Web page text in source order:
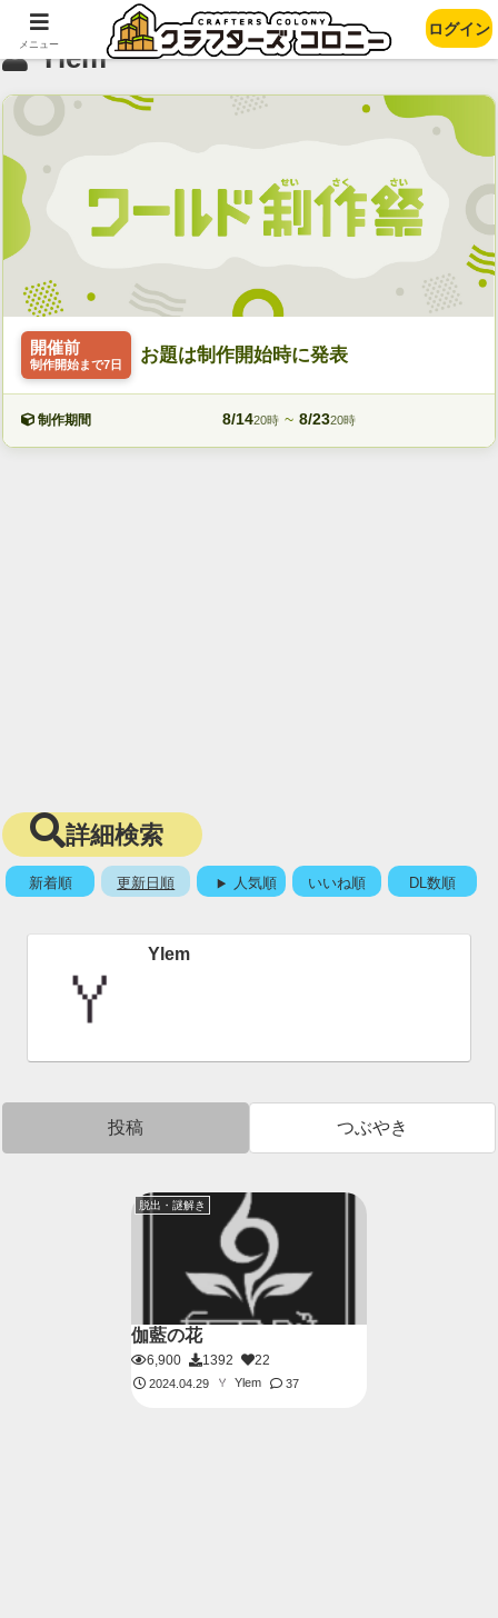
Ylem
開催前
制作開始まで7日 お題は制作開始時に発表
制作期間 8/1420時 ~ 8/2320時
詳細検索
新着順 更新日順 人気順 いいね順 DL数順
Ylem
投稿 つぶやき
脱出・謎解き
伽藍の花
6,900 1392 22
2024.04.29 Ylem 37
メニュー
ログイン